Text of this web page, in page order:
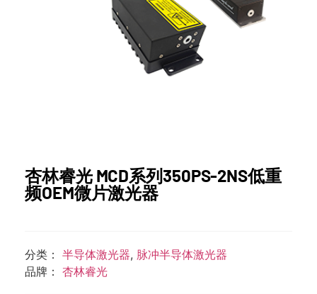
杏林睿光 MCD系列350PS-2NS低重
频OEM微片激光器
分类： 半导体激光器, 脉冲半导体激光器
品牌： 杏林睿光